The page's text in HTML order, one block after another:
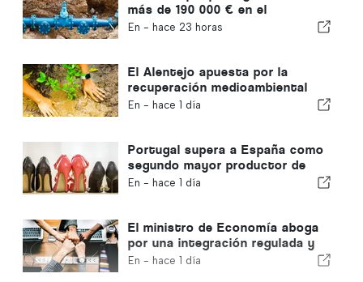
más de 190 000 € en el
suministro de agua
En - hace 23 horas
El Alentejo apuesta por la
recuperación medioambiental
con fondos europeos
En - hace 1 día
Portugal supera a España como
segundo mayor productor de
calzado de Europa
En - hace 1 día
El ministro de Economía aboga
por una integración regulada y
garantiza una vía rápida para los
En - hace 1 día